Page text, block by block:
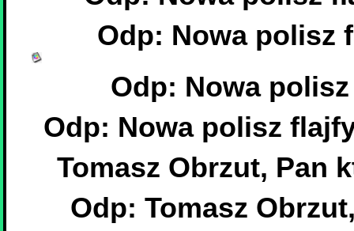
Odp: Nowa polisz
Odp: Nowa
Odp: Nowa polisz
Tomasz Obrzut, Pan
Odp: Tomasz